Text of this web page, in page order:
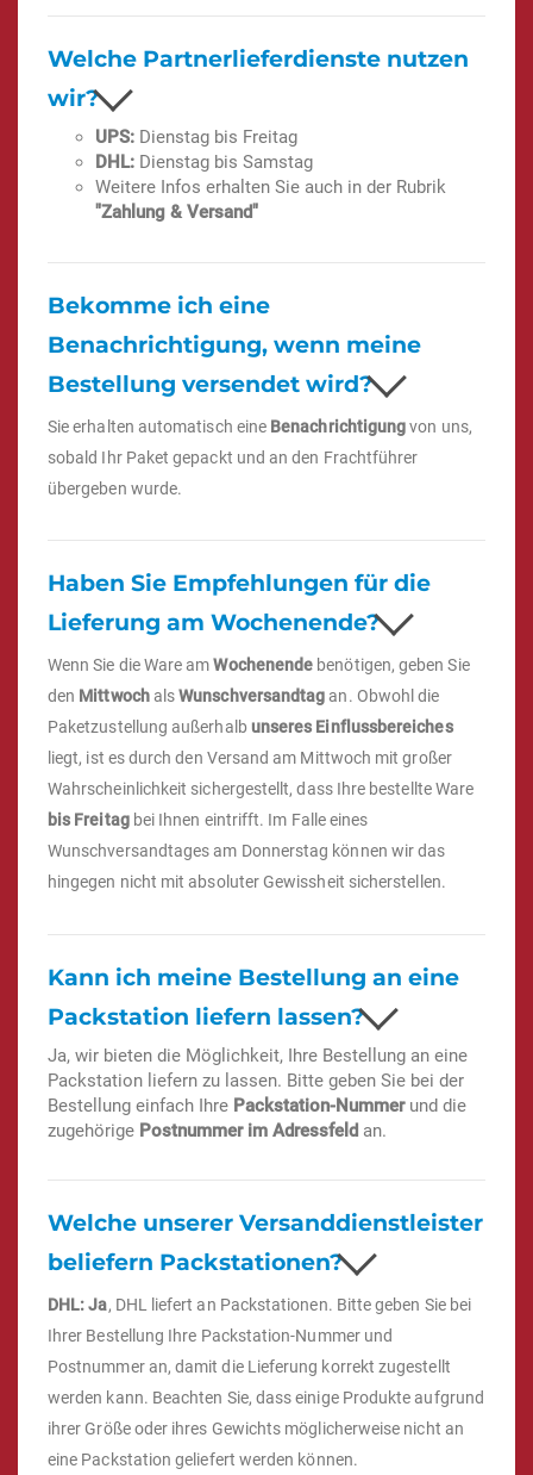
Welche Partnerlieferdienste nutzen
wir?
UPS: Dienstag bis Freitag
DHL: Dienstag bis Samstag
Weitere Infos erhalten Sie auch in der Rubrik
"Zahlung & Versand"
Bekomme ich eine
Benachrichtigung, wenn meine
Bestellung versendet wird?
Sie erhalten automatisch eine Benachrichtigungvon uns,
sobald Ihr Paket gepackt und an den Frachtführer
übergeben wurde.
Haben Sie Empfehlungen für die
Lieferung am Wochenende?
Wenn Sie die Ware amWochenende benötigen, geben Sie
den MittwochalsWunschversandtagan. Obwohl die
Paketzustellung außerhalb unseres Einflussbereiches
liegt, ist es durch den Versand am Mittwoch mit großer
Wahrscheinlichkeit sichergestellt, dass Ihre bestellte Ware
bis Freitagbei Ihnen eintrifft. Im Falle eines
Wunschversandtages am Donnerstag können wir das
hingegen nicht mit absoluter Gewissheit sicherstellen.
Kann ich meine Bestellung an eine
Packstation liefern lassen?
Ja, wir bieten die Möglichkeit, Ihre Bestellung an eine
Packstation liefern zu lassen. Bitte geben Sie bei der
Bestellung einfach Ihre Packstation-Nummerund die
zugehörige Postnummer im Adressfeld an.
Welche unserer Versanddienstleister
beliefern Packstationen?
DHL: Ja, DHL liefert an Packstationen. Bitte geben Sie bei
Ihrer Bestellung Ihre Packstation-Nummer und
Postnummer an, damit die Lieferung korrekt zugestellt
werden kann. Beachten Sie, dass einige Produkte aufgrund
ihrer Größe oder ihres Gewichts möglicherweise nicht an
eine Packstation geliefert werden können.